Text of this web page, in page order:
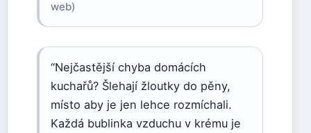
web)
“Nejčastější chyba domácích
kuchařů? Šlehají žloutky do pěny,
místo aby je jen lehce rozmíchali.
Každá bublinka vzduchu v krému je